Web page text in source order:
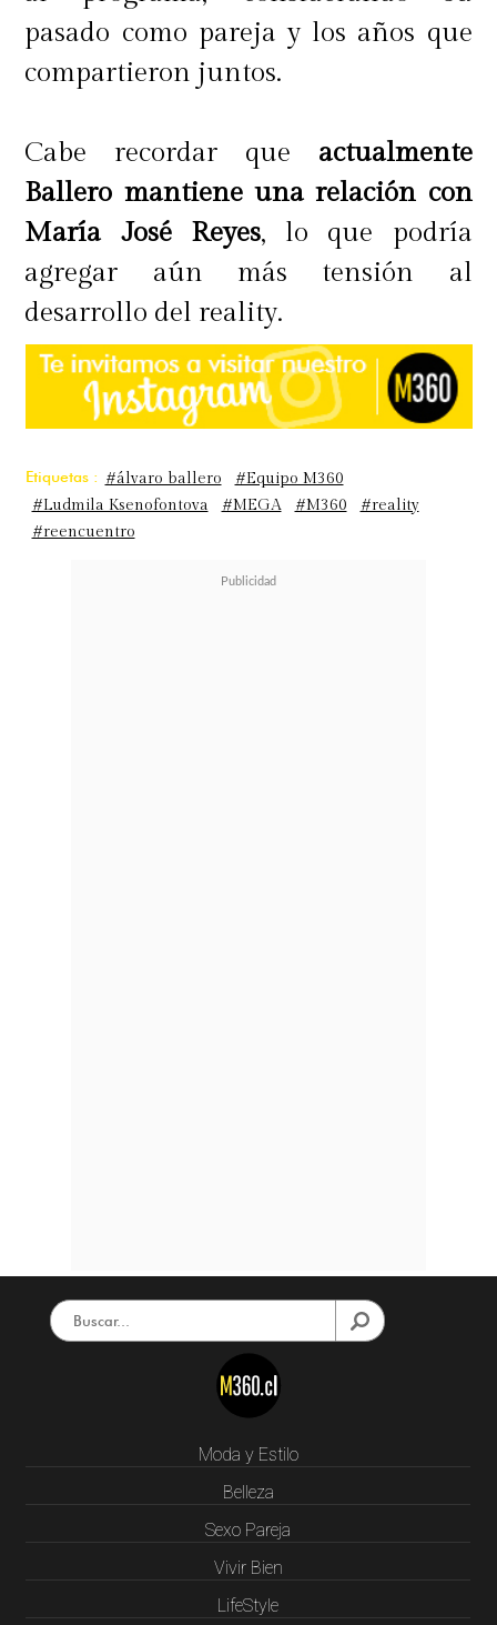
pasado como pareja y los años que
compartieron juntos.
Cabe recordar que actualmente
Ballero mantiene una relación con
María José Reyes, lo que podría
agregar aún más tensión al
desarrollo del reality.
Etiquetas : #álvaro ballero
#Equipo M360
#Ludmila Ksenofontova
#MEGA #M360
#reality
#reencuentro
Moda y Estilo
Belleza
Sexo Pareja
Vivir Bien
LifeStyle